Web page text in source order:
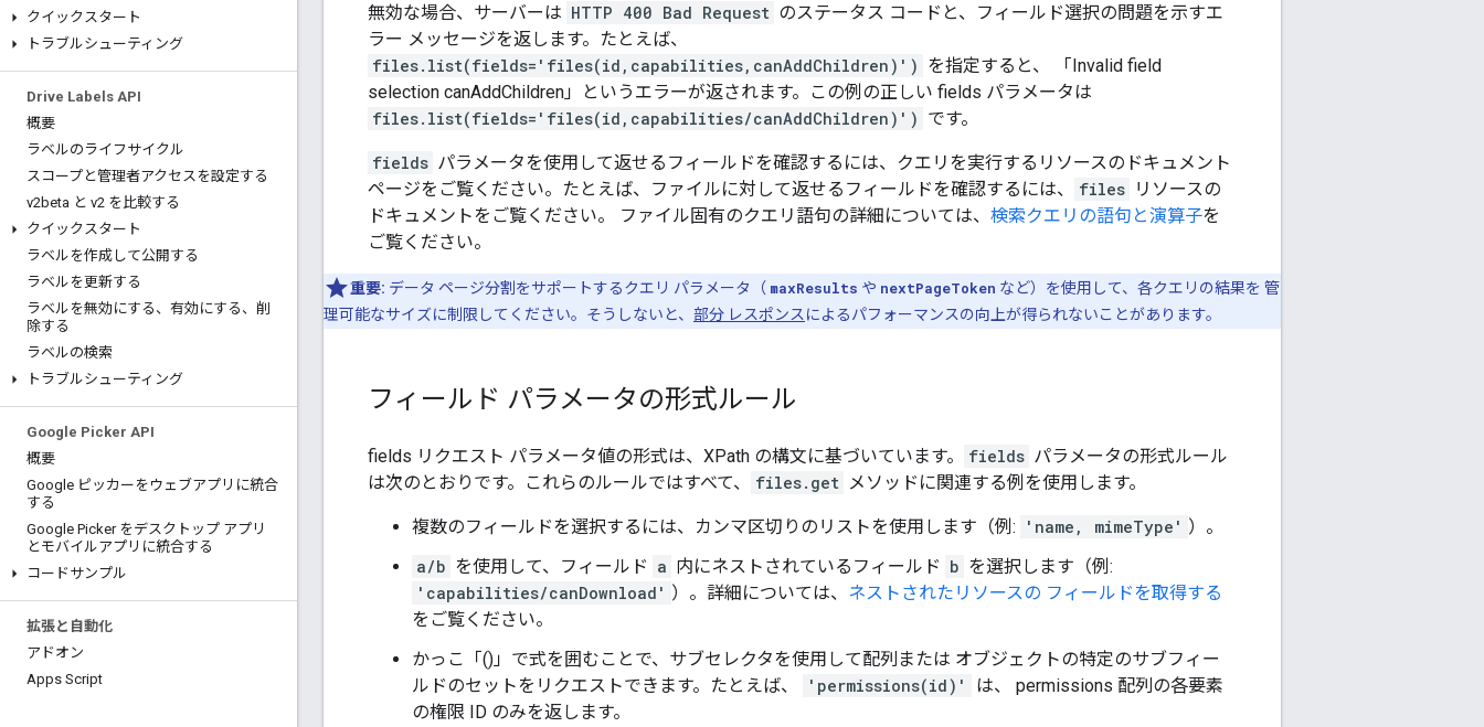
クイックスタート
トラブルシューティング
Drive Labels API
概要
ラベルのライフサイクル
スコープと管理者アクセスを設定する
v2beta と v2 を比較する
クイックスタート
ラベルを作成して公開する
ラベルを更新する
ラベルを無効にする、有効にする、削
除する
ラベルの検索
トラブルシューティング
Google Picker API
概要
Google ピッカーをウェブアプリに統合
する
Google Picker をデスクトップ アプリ
とモバイルアプリに統合する
コードサンプル
拡張と自動化
アドオン
Apps Script
無効な場合、サーバーは HTTP 400 Bad Request のステータス コードと、フィールド選択の問題を示すエ
ラー メッセージを返します。たとえば、
files.list(fields='files(id,capabilities,canAddChildren)') を指定すると、 「Invalid field
selection canAddChildren」というエラーが返されます。この例の正しい fields パラメータは
files.list(fields='files(id,capabilities/canAddChildren)') です。
fields パラメータを使用して返せるフィールドを確認するには、クエリを実行するリソースのドキュメント
ページをご覧ください。たとえば、ファイルに対して返せるフィールドを確認するには、
files リソースの
ドキュメントをご覧ください。 ファイル固有のクエリ語句の詳細については、 検索クエリの語句と演算子を
ご覧ください。
重要: データ ページ分割をサポートするクエリ パラメータ（ maxResults や nextPageToken など）を使用して、各クエリの結果を 管
理可能なサイズに制限してください。そうしないと、 部分 レスポンス によるパフォーマンスの向上が得られないことがあります。
フィールド パラメータの形式ルール
fields リクエスト パラメータ値の形式は、XPath の構文に基づいています。 fields パラメータの形式ルール
は次のとおりです。これらのルールではすべて、
files.get メソッドに関連する例を使用します。
複数のフィールドを選択するには、カンマ区切りのリストを使用します（例: 'name, mimeType' ）。
a/b を使用して、フィールド a 内にネストされているフィールド b を選択します（例:
'capabilities/canDownload' ）。詳細については、
ネストされたリソースの フィールドを取得する
をご覧ください。
かっこ「()」で式を囲むことで、サブセレクタを使用して配列または オブジェクトの特定のサブフィー
ルドのセットをリクエストできます。たとえば、
'permissions(id)'
は、 permissions 配列の各要素
の権限 ID のみを返します。